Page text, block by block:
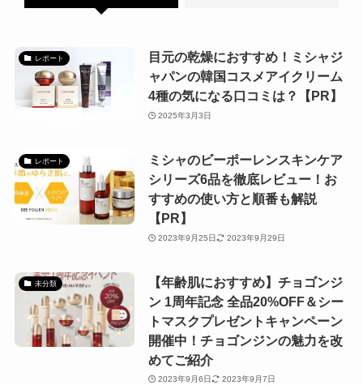
レポート
目元の乾燥におすすめ！ミシャジ
ャパンの韓国コスメアイクリーム
4種の気になる口コミは？【PR】
2025年3月3日
レポート
ミシャのビーポーレンスキンケア
シリーズ6品を徹底レビュー！お
すすめの使い方と順番も解説
【PR】
2023年9月25日 2023年9月29日
未分類
【年齢肌におすすめ】チョゴンジ
ン 1周年記念 全品20%OFF＆シー
トマスクプレゼントキャンペーン
開催中！チョゴンジンの魅力を改
めてご紹介
2023年9月6日 2023年9月7日